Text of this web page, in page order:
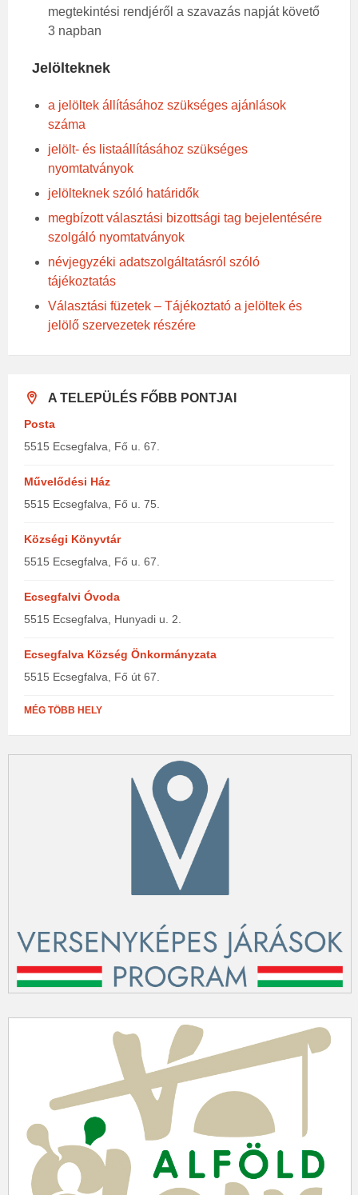
megtekintési rendjéről a szavazás napját követő
3 napban
Jelölteknek
a jelöltek állításához szükséges ajánlások
száma
jelölt- és listaállításához szükséges
nyomtatványok
jelölteknek szóló határidők
megbízott választási bizottsági tag bejelentésére
szolgáló nyomtatványok
névjegyzéki adatszolgáltatásról szóló
tájékoztatás
Választási füzetek – Tájékoztató a jelöltek és
jelölő szervezetek részére
A TELEPÜLÉS FŐBB PONTJAI
Posta
5515 Ecsegfalva, Fő u. 67.
Művelődési Ház
5515 Ecsegfalva, Fő u. 75.
Községi Könyvtár
5515 Ecsegfalva, Fő u. 67.
Ecsegfalvi Óvoda
5515 Ecsegfalva, Hunyadi u. 2.
Ecsegfalva Község Önkormányzata
5515 Ecsegfalva, Fő út 67.
MÉG TÖBB HELY